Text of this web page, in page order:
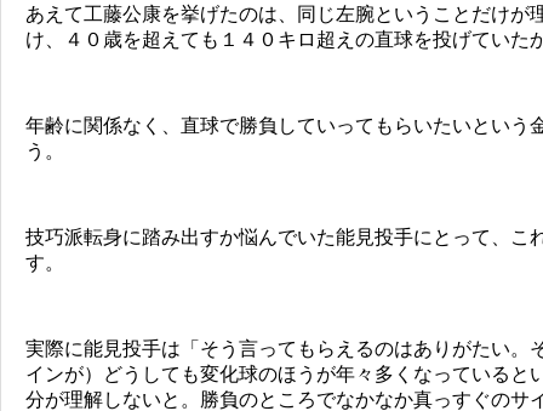
あえて工藤公康を挙げたのは、同じ左腕ということだけが
け、４０歳を超えても１４０キロ超えの直球を投げていた
年齢に関係なく、直球で勝負していってもらいたいという
う。
技巧派転身に踏み出すか悩んでいた能見投手にとって、こ
す。
実際に能見投手は「そう言ってもらえるのはありがたい。
インが）どうしても変化球のほうが年々多くなっていると
分が理解しないと。勝負のところでなかなか真っすぐのサ